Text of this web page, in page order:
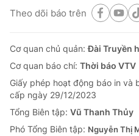
Theo dõi báo trên
Cơ quan chủ quản:Đài Truyền
Cơ quan báo chí: Thời báo VTV
Giấy phép hoạt động báo in và
cấp ngày 29/12/2023
Tổng Biên tập: Vũ Thanh Thủy
Phó Tổng Biên tập: Nguyễn Thị